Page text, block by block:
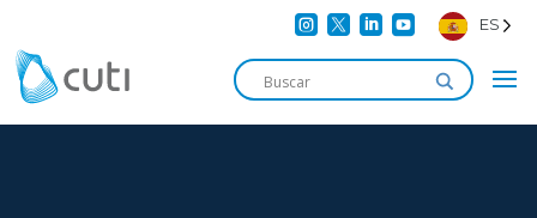
    ES